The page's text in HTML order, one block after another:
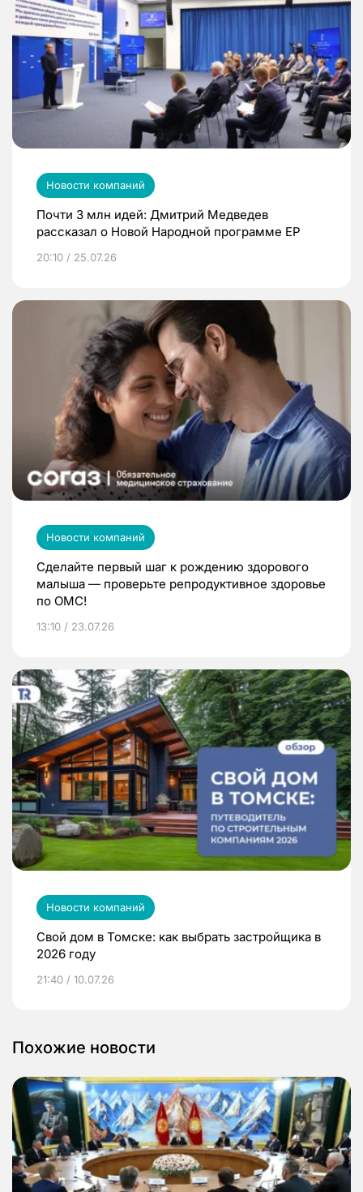
Новости компаний
Почти 3 млн идей: Дмитрий Медведев
рассказал о Новой Народной программе ЕР
20:10 / 25.07.26
Новости компаний
Сделайте первый шаг к рождению здорового
малыша — проверьте репродуктивное здоровье
по ОМС!
13:10 / 23.07.26
Новости компаний
Свой дом в Томске: как выбрать застройщика в
2026 году
21:40 / 10.07.26
Похожие новости